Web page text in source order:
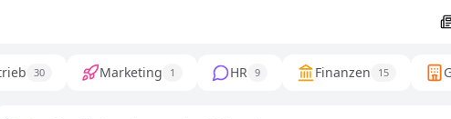
30 Marketing 1 HR 9 Finanzen 15